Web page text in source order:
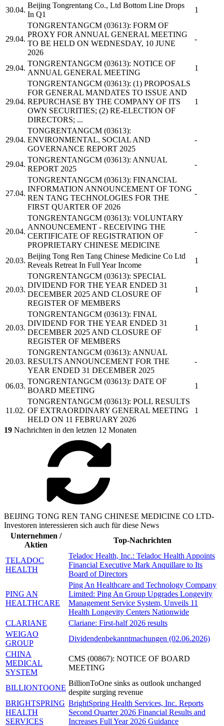
30.04.
Beijing Tongrentang Co., Ltd Bottom Line Drops
In Q1
1
29.04.
TONGRENTANGCM (03613): FORM OF
PROXY FOR ANNUAL GENERAL MEETING
TO BE HELD ON WEDNESDAY, 10 JUNE
2026
-
29.04.
TONGRENTANGCM (03613): NOTICE OF
ANNUAL GENERAL MEETING
1
29.04.
TONGRENTANGCM (03613): (1) PROPOSALS
FOR GENERAL MANDATES TO ISSUE AND
REPURCHASE BY THE COMPANY OF ITS
OWN SECURITIES; (2) RE-ELECTION OF
DIRECTORS; ...
1
29.04.
TONGRENTANGCM (03613):
ENVIRONMENTAL, SOCIAL AND
GOVERNANCE REPORT 2025
-
29.04.
TONGRENTANGCM (03613): ANNUAL
REPORT 2025
-
27.04.
TONGRENTANGCM (03613): FINANCIAL
INFORMATION ANNOUNCEMENT OF TONG
REN TANG TECHNOLOGIES FOR THE
FIRST QUARTER OF 2026
-
20.04.
TONGRENTANGCM (03613): VOLUNTARY
ANNOUNCEMENT - RECEIVING THE
CERTIFICATE OF REGISTRATION OF
PROPRIETARY CHINESE MEDICINE
-
20.03.
Beijing Tong Ren Tang Chinese Medicine Co Ltd
Reveals Retreat In Full Year Income
1
20.03.
TONGRENTANGCM (03613): SPECIAL
DIVIDEND FOR THE YEAR ENDED 31
DECEMBER 2025 AND CLOSURE OF
REGISTER OF MEMBERS
1
20.03.
TONGRENTANGCM (03613): FINAL
DIVIDEND FOR THE YEAR ENDED 31
DECEMBER 2025 AND CLOSURE OF
REGISTER OF MEMBERS
1
20.03.
TONGRENTANGCM (03613): ANNUAL
RESULTS ANNOUNCEMENT FOR THE
YEAR ENDED 31 DECEMBER 2025
-
06.03.
TONGRENTANGCM (03613): DATE OF
BOARD MEETING
1
11.02.
TONGRENTANGCM (03613): POLL RESULTS
OF EXTRAORDINARY GENERAL MEETING
HELD ON 11 FEBRUARY 2026
1
19 Nachrichten in den letzten 12 Monaten
BEIJING TONG REN TANG CHINESE MEDICINE CO LTD-
Investoren interessieren sich auch für diese News
Unternehmen /
Aktien
Top-Nachrichten
TELADOC
HEALTH
Teladoc Health, Inc.: Teladoc Health Appoints
Financial Executive Mark Anquillare to Its
Board of Directors
PING AN
HEALTHCARE
Ping An Healthcare and Technology Company
Limited: Ping An Group Upgrades Longevity
Management Service System, Unveils 11
Health Longevity Centers Nationwide
CLARIANE
Clariane: First-half 2026 results
WEIGAO
GROUP
Dividendenbekanntmachungen (02.06.2026)
CHINA
MEDICAL
SYSTEM
CMS (00867): NOTICE OF BOARD
MEETING
BILLIONTOONE
BillionToOne sinks as outlook unchanged
despite surging revenue
BRIGHTSPRING
HEALTH
SERVICES
BrightSpring Health Services, Inc. Reports
Second Quarter 2026 Financial Results and
Increases Full Year 2026 Guidance